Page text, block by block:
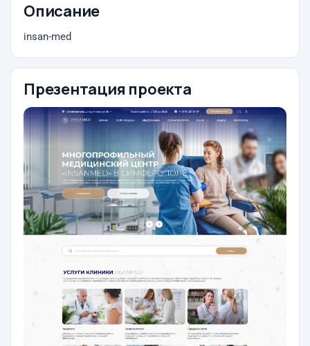
Описание
insan-med
Презентация проекта